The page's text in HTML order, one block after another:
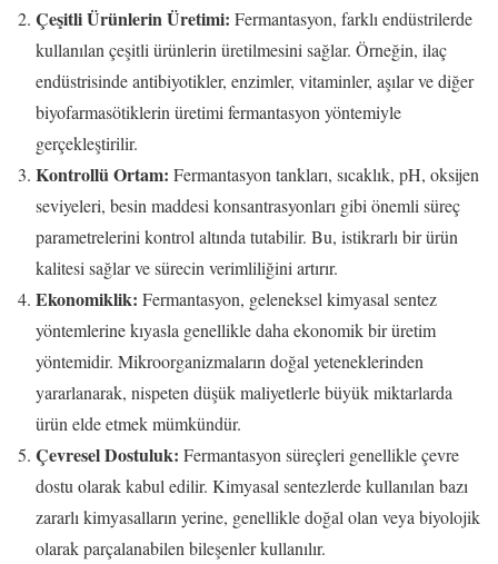
Çeşitli Ürünlerin Üretimi: Fermantasyon, farklı endüstrilerde
kullanılan çeşitli ürünlerin üretilmesini sağlar. Örneğin, ilaç
endüstrisinde antibiyotikler, enzimler, vitaminler, aşılar ve diğer
biyofarmasötiklerin üretimi fermantasyon yöntemiyle
gerçekleştirilir.
Kontrollü Ortam: Fermantasyon tankları, sıcaklık, pH, oksijen
seviyeleri, besin maddesi konsantrasyonları gibi önemli süreç
parametrelerini kontrol altında tutabilir. Bu, istikrarlı bir ürün
kalitesi sağlar ve sürecin verimliliğini artırır.
Ekonomiklik: Fermantasyon, geleneksel kimyasal sentez
yöntemlerine kıyasla genellikle daha ekonomik bir üretim
yöntemidir. Mikroorganizmaların doğal yeteneklerinden
yararlanarak, nispeten düşük maliyetlerle büyük miktarlarda
ürün elde etmek mümkündür.
Çevresel Dostuluk: Fermantasyon süreçleri genellikle çevre
dostu olarak kabul edilir. Kimyasal sentezlerde kullanılan bazı
zararlı kimyasalların yerine, genellikle doğal olan veya biyolojik
olarak parçalanabilen bileşenler kullanılır.